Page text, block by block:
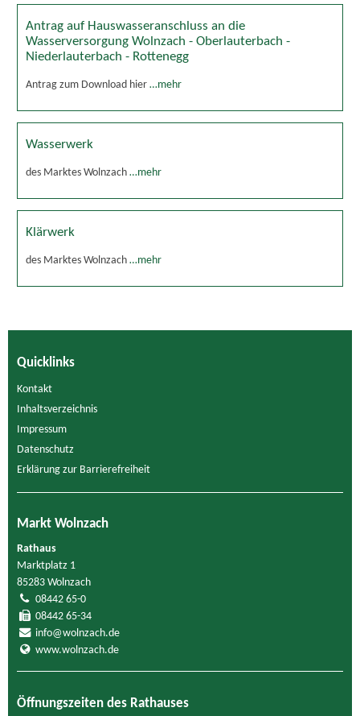
Antrag auf Hauswasseranschluss an die
Wasserversorgung Wolnzach - Oberlauterbach -
Niederlauterbach - Rottenegg
Antrag zum Download hier …mehr
Wasserwerk
des Marktes Wolnzach …mehr
Klärwerk
des Marktes Wolnzach …mehr
Quicklinks
Kontakt
Inhaltsverzeichnis
Impressum
Datenschutz
Erklärung zur Barrierefreiheit
Markt Wolnzach
Rathaus
Marktplatz 1
85283 Wolnzach
08442 65-0
08442 65-34
info@wolnzach.de
www.wolnzach.de
Öffnungszeiten des Rathauses